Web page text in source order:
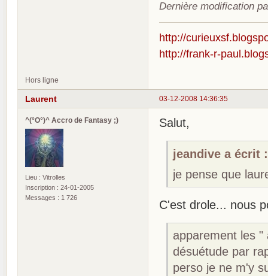
Dernière modification
http://
http://frank-r-
Hors ligne
03-12-2008 14:36:35
Laurent
^(°O°)^ Accro de Fantasy ;)
Lieu : Vitrolles
Inscription : 24-01-2005
Messages : 1 726
Salut,
jeandive a écrit :
je pense que
C'est drole... nous
apparement les
désuétude par
perso je ne m'y